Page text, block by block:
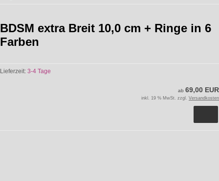
BDSM extra Breit 10,0 cm + Ringe in 6
Farben
Lieferzeit: 3-4 Tage
ab 69,00 EUR
inkl. 19 % MwSt. zzgl. Versandkosten